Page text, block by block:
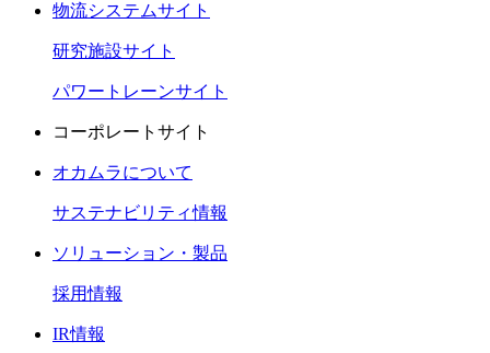
物流システムサイト
研究施設サイト
パワートレーンサイト
コーポレートサイト
オカムラについて
サステナビリティ情報
ソリューション・製品
採用情報
IR情報